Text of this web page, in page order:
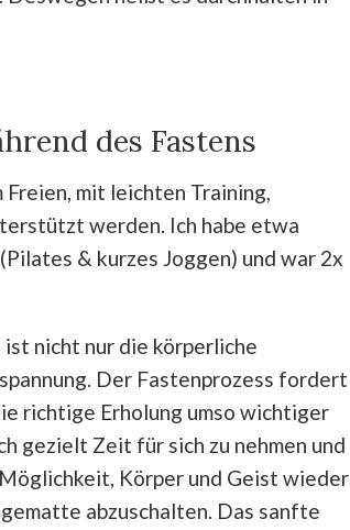
des Fastens
mit leichten Training,
werden. Ich habe etwa
& kurzes Joggen) und war 2x
nicht nur die körperliche
Der Fastenprozess fordert
richtige Erholung umso wichtiger
gezielt Zeit für sich zu nehmen und
Körper und Geist wieder
abzuschalten. Das sanfte